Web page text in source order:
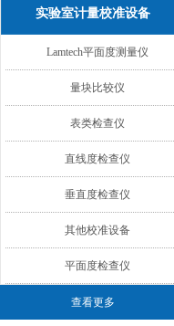
实验室计量校准设备
Lamtech平面度测量仪
量块比较仪
表类检查仪
直线度检查仪
垂直度检查仪
其他校准设备
平面度检查仪
查看更多